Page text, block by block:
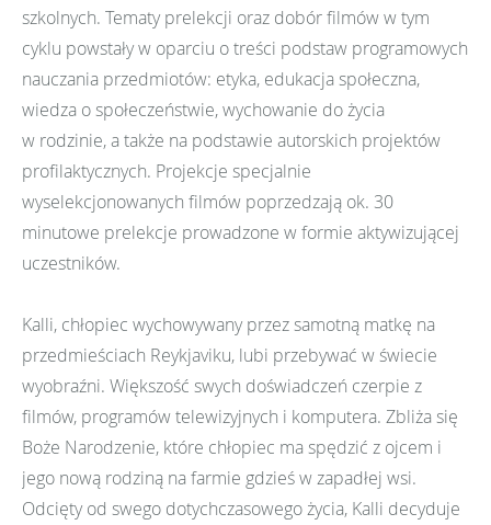
szkolnych. Tematy prelekcji oraz dobór filmów w tym
cyklu powstały w oparciu o treści podstaw programowych
nauczania przedmiotów: etyka, edukacja społeczna,
wiedza o społeczeństwie, wychowanie do życia
w rodzinie, a także na podstawie autorskich projektów
profilaktycznych. Projekcje specjalnie
wyselekcjonowanych filmów poprzedzają ok. 30
minutowe prelekcje prowadzone w formie aktywizującej
uczestników.
Kalli, chłopiec wychowywany przez samotną matkę na
przedmieściach Reykjaviku, lubi przebywać w świecie
wyobraźni. Większość swych doświadczeń czerpie z
filmów, programów telewizyjnych i komputera. Zbliża się
Boże Narodzenie, które chłopiec ma spędzić z ojcem i
jego nową rodziną na farmie gdzieś w zapadłej wsi.
Odcięty od swego dotychczasowego życia, Kalli decyduje